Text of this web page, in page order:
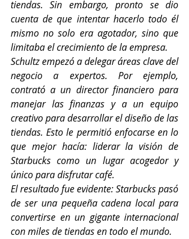
tiendas. Sin embargo, pronto se dio
cuenta de que intentar hacerlo todo él
mismo no solo era agotador, sino que
limitaba el crecimiento de la empresa.
Schultz empezó a delegar áreas clave del
negocio a expertos. Por ejemplo,
contrató a un director financiero para
manejar las finanzas y a un equipo
creativo para desarrollar el diseño de las
tiendas. Esto le permitió enfocarse en lo
que mejor hacía: liderar la visión de
Starbucks como un lugar acogedor y
único para disfrutar café.
El resultado fue evidente: Starbucks pasó
de ser una pequeña cadena local para
convertirse en un gigante internacional
con miles de tiendas en todo el mundo.